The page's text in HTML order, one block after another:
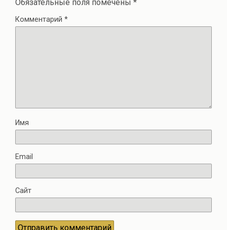
Обязательные поля помечены *
Комментарий *
Имя
Email
Сайт